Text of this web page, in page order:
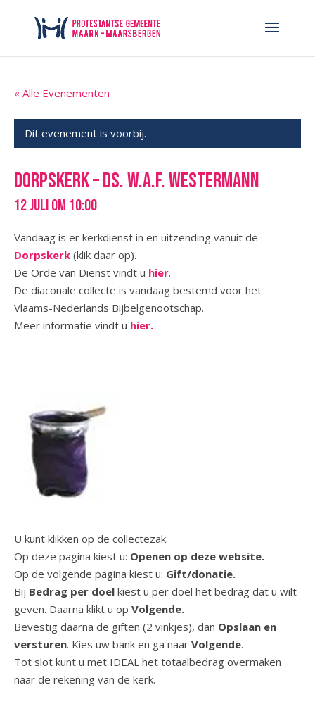
« Alle Evenementen
Dit evenement is voorbij.
Dorpskerk – ds. W.A.F. Westermann
12 juli om 10:00
Vandaag is er kerkdienst in en uitzending vanuit de
Dorpskerk (klik daar op).
De Orde van Dienst vindt u hier.
De diaconale collecte is vandaag bestemd voor het
Vlaams-Nederlands Bijbelgenootschap.
Meer informatie vindt u hier.
U kunt klikken op de collectezak.
Op deze pagina kiest u: Openen op deze website.
Op de volgende pagina kiest u: Gift/donatie.
Bij Bedrag per doel kiest u per doel het bedrag dat u wilt
geven. Daarna klikt u op Volgende.
Bevestig daarna de giften (2 vinkjes), dan Opslaan en
versturen. Kies uw bank en ga naar Volgende.
Tot slot kunt u met IDEAL het totaalbedrag overmaken
naar de rekening van de kerk.